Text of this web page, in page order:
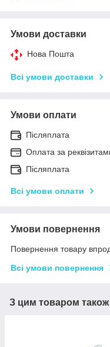
Умови доставки
Нова Пошта
Всі умови доставки
Умови оплати
Післяплата
Оплата за
Післяплата
Всі умови оплати
Умови повернення
Повернення товару
Всі умови повернення
З цим товаром